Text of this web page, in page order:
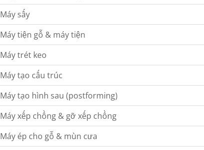
Máy sấy
Máy tiện gỗ & máy tiện
Máy trét keo
Máy tạo cấu trúc
Máy tạo hình sau (postforming)
Máy xếp chồng & gỡ xếp chồng
Máy ép cho gỗ & mùn cưa